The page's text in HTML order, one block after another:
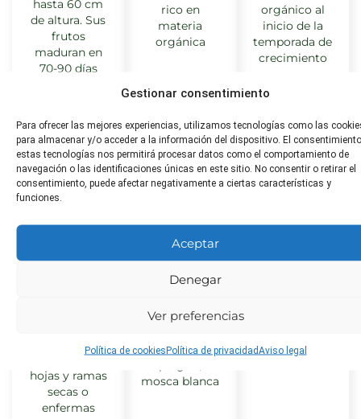
Gestionar consentimiento
Para ofrecer las mejores experiencias, utilizamos tecnologías como las
para almacenar y/o acceder a la información del dispositivo. El
estas tecnologías nos permitirá procesar datos como el comportamiento de
navegación o las identificaciones únicas en este sitio. No consentir o retirar el
consentimiento, puede afectar negativamente a ciertas características y
funciones.
Aceptar
Denegar
Ver preferencias
Política de cookiesPolítica de privacidadAviso legal
hasta 60 cm
de altura. Sus
frutos
maduran en
70-90 días
rico en
materia
orgánica
orgánico al
inicio de la
temporada de
crecimiento
Distancia
de
trasplante
Toxicidad
¿Apta
animales?
mantenimiento
para eliminar
hojas y ramas
secas o
enfermas
Plagas
comunes
Araña roja,
mosca blanca
Mildiu, oídio